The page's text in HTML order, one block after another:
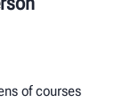
of courses